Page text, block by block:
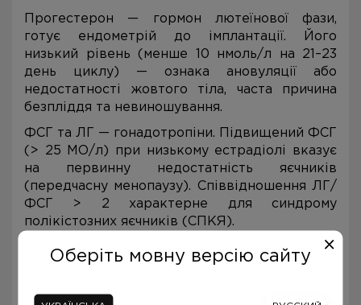
Прогестерон — гормон лютеїнової фази,
готує ендометрій до імплантації. Його
низький рівень (менше 10 нмоль/л на 21–23
день циклу) — ознака ановуляції або
недостатності жовтого тіла, часта причина
безпліддя та невиношування.
ФСГ та ЛГ — гонадотропіни. Підвищений ФСГ
(> 25 МО/л) при низькому естрадіолі вказує
на первинну недостатність яєчників
(передчасну менопаузу). Співвідношення ЛГ/
ФСГ > 2 характерне для синдрому
полікістозних яєчників (СПКЯ).
Пролактин вище 530 мкМО/мл може бути
через пролактиному (доброякісну пухлину
деяких ліків. Високий пролактин пригнічує
Оберіть мовну версію сайту